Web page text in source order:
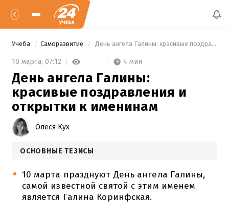
Учеба Саморазвитие День ангела Галины: красивые поздравления и открытки к именинам
10 марта, 07:12 4 мин
День ангела Галины:
красивые поздравления и
открытки к именинам
Олеся Кух
ОСНОВНЫЕ ТЕЗИСЫ
10 марта празднуют День ангела Галины,
самой известной святой с этим именем
является Галина Коринфская.